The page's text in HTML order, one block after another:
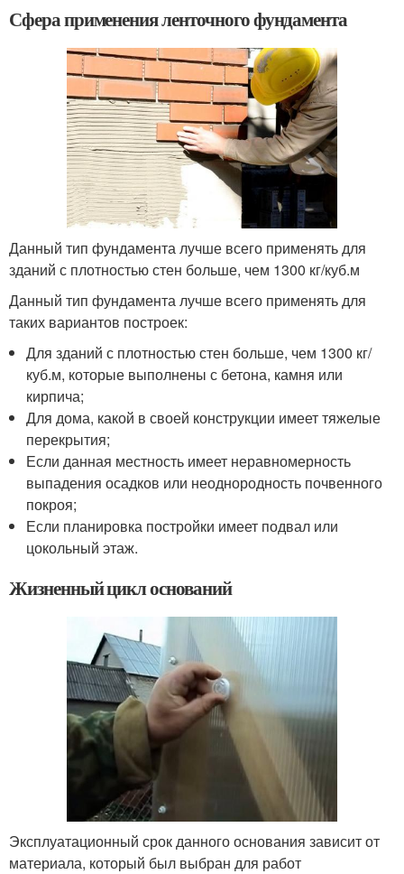
Сфера применения ленточного фундамента
Данный тип фундамента лучше всего применять для
зданий с плотностью стен больше, чем 1300 кг/куб.м
Данный тип фундамента лучше всего применять для
таких вариантов построек:
Для зданий с плотностью стен больше, чем 1300 кг/
куб.м, которые выполнены с бетона, камня или
кирпича;
Для дома, какой в своей конструкции имеет тяжелые
перекрытия;
Если данная местность имеет неравномерность
выпадения осадков или неоднородность почвенного
покроя;
Если планировка постройки имеет подвал или
цокольный этаж.
Жизненный цикл оснований
Эксплуатационный срок данного основания зависит от
материала, который был выбран для работ